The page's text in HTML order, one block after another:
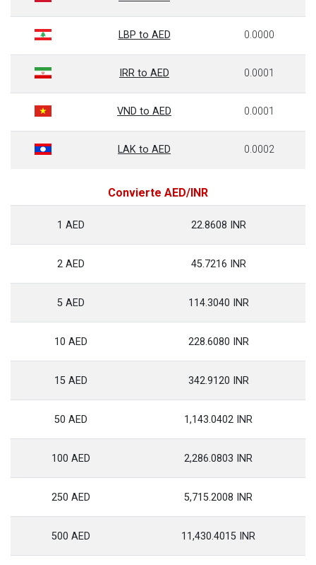
LBP to AED 0.0000
IRR to AED 0.0001
VND to AED 0.0001
LAK to AED 0.0002
Convierte AED/INR
1 AED 22.8608 INR
2 AED 45.7216 INR
5 AED 114.3040 INR
10 AED 228.6080 INR
15 AED 342.9120 INR
50 AED 1,143.0402 INR
100 AED 2,286.0803 INR
250 AED 5,715.2008 INR
500 AED 11,430.4015 INR